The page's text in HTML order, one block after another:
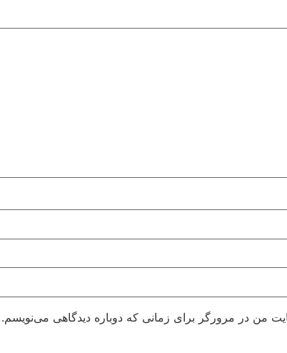
من در مرورگر برای زمانی که دوباره دیدگاهی می‌نویسم.